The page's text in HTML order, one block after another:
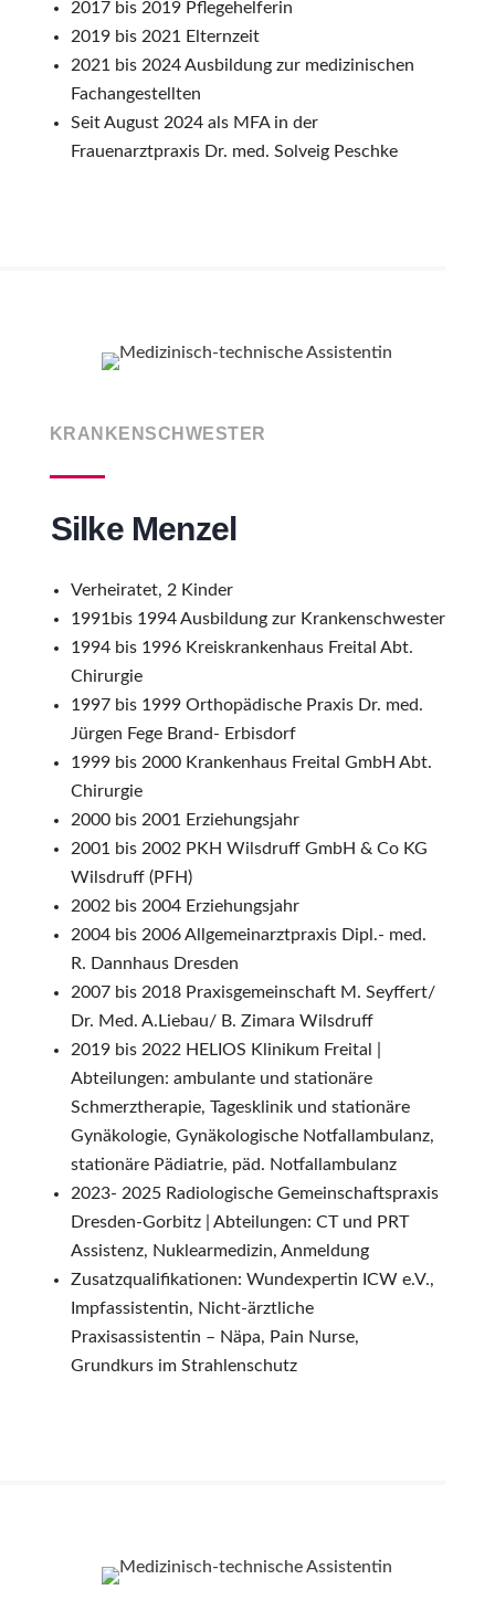
2017 bis 2019 Pflegehelferin
2019 bis 2021 Elternzeit
2021 bis 2024 Ausbildung zur medizinischen
Fachangestellten
Seit August 2024 als MFA in der
Frauenarztpraxis Dr. med. Solveig Peschke
KRANKENSCHWESTER
Silke Menzel
Verheiratet, 2 Kinder
1991bis 1994 Ausbildung zur Krankenschwester
1994 bis 1996 Kreiskrankenhaus Freital Abt.
Chirurgie
1997 bis 1999 Orthopädische Praxis Dr. med.
Jürgen Fege Brand- Erbisdorf
1999 bis 2000 Krankenhaus Freital GmbH Abt.
Chirurgie
2000 bis 2001 Erziehungsjahr
2001 bis 2002 PKH Wilsdruff GmbH & Co KG
Wilsdruff (PFH)
2002 bis 2004 Erziehungsjahr
2004 bis 2006 Allgemeinarztpraxis Dipl.- med.
R. Dannhaus Dresden
2007 bis 2018 Praxisgemeinschaft M. Seyffert/
Dr. Med. A.Liebau/ B. Zimara Wilsdruff
2019 bis 2022 HELIOS Klinikum Freital |
Abteilungen: ambulante und stationäre
Schmerztherapie, Tagesklinik und stationäre
Gynäkologie, Gynäkologische Notfallambulanz,
stationäre Pädiatrie, päd. Notfallambulanz
2023- 2025 Radiologische Gemeinschaftspraxis
Dresden-Gorbitz | Abteilungen: CT und PRT
Assistenz, Nuklearmedizin, Anmeldung
Zusatzqualifikationen: Wundexpertin ICW e.V.,
Impfassistentin, Nicht-ärztliche
Praxisassistentin – Näpa, Pain Nurse,
Grundkurs im Strahlenschutz